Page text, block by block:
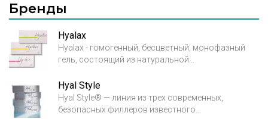
Бренды
Hyalax
Hyalax - гомогенный, бесцветный, монофазный
гель, состоящий из натуральной
неживотного происхождения, получаемой при
бактериальной ферментации Streptococcus Equi.
Hyal Style
Hyal Style® — линия из трех современных,
безопасных филлеров известного